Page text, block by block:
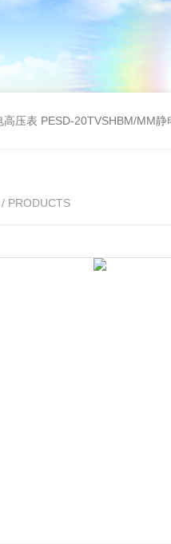
高压表 PESD-20TVSHBM/MM静
/ PRODUCTS